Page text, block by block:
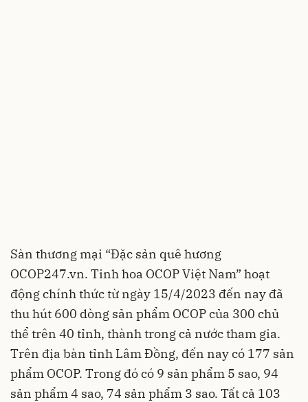
Sàn thương mại “Đặc sản quê hương
OCOP247.vn. Tinh hoa OCOP Việt Nam” hoạt
động chính thức từ ngày 15/4/2023 đến nay đã
thu hút 600 dòng sản phẩm OCOP của 300 chủ
thể trên 40 tỉnh, thành trong cả nước tham gia.
Trên địa bàn tỉnh Lâm Đồng, đến nay có 177 sản
phẩm OCOP. Trong đó có 9 sản phẩm 5 sao, 94
sản phẩm 4 sao, 74 sản phẩm 3 sao. Tất cả 103